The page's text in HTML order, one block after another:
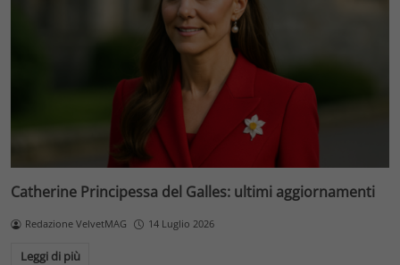
Catherine Principessa del Galles: ultimi aggiornamenti
Redazione VelvetMAG 14 Luglio 2026
Leggi di più